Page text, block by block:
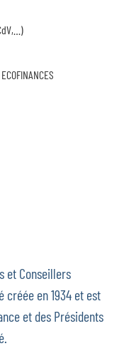
et Conseillers
créée en 1934 et est
et des Présidents